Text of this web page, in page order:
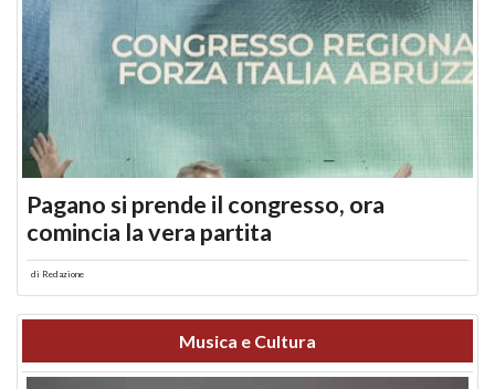
Pagano si prende il congresso, ora
comincia la vera partita
di Redazione
Musica e Cultura